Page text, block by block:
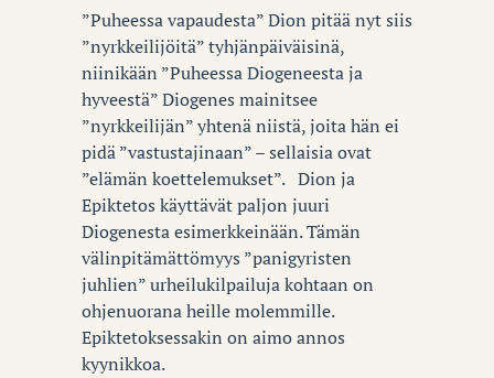
”Puheessa vapaudesta” Dion pitää nyt siis
”nyrkkeilijöitä” tyhjänpäiväisinä,
niinikään ”Puheessa Diogeneesta ja
hyveestä” Diogenes mainitsee
”nyrkkeilijän” yhtenä niistä, joita hän ei
pidä ”vastustajinaan” – sellaisia ovat
”elämän koettelemukset”. Dion ja
Epiktetos käyttävät paljon juuri
Diogenesta esimerkkeinään. Tämän
välinpitämättömyys ”panigyristen
juhlien” urheilukilpailuja kohtaan on
ohjenuorana heille molemmille.
Epiktetoksessakin on aimo annos
kyynikkoa.